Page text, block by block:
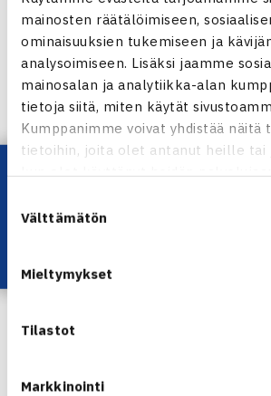
mainosten räätälöimiseen,
ominaisuuksien tukemiseen ja
analysoimiseen. Lisäksi jaamme
mainosalan ja analytiikka-alan
tietoja siitä, miten käytät
Kumppanimme voivat yhdistää näitä
tietoihin, joita olet antanut heille tai
valinta
Välttämätön
Mieltymykset
Tilastot
Markkinointi
2.kierrosta: Kontinen – Andrea Agazzi
St.Remyn ATP Challengerin
Lataa OmaTennis!